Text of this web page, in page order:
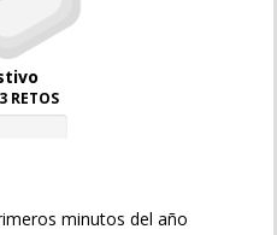
RETOS
minutos del año